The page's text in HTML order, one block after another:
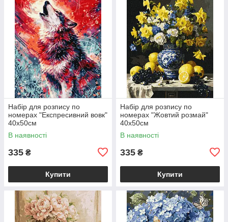
Набір для розпису по
номерах "Експресивний вовк"
40х50см
В наявності
335 ₴
Купити
Набір для розпису по
номерах "Жовтий розмай"
40х50см
В наявності
335 ₴
Купити